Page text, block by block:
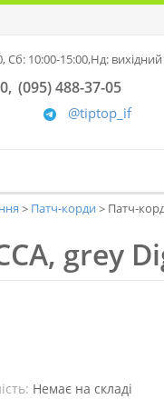
Сб: 10:00-15:00,Нд: вихідний
(095) 488-37-05
@tiptop_if
Патч-корди Патч-
grey
Немає на складі